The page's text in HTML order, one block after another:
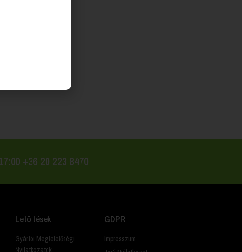
+36 20 223 8470
Letöltések
Gyártói Megfelelőségi
Nyilatkozatok
GDPR
Impresszum